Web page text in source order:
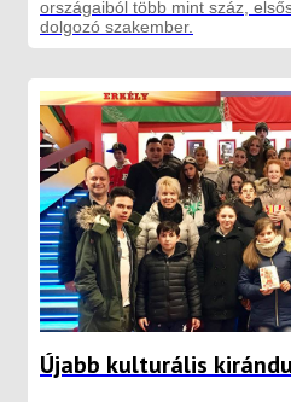
országaiból több mint száz,
dolgozó szakember.
Újabb kulturális